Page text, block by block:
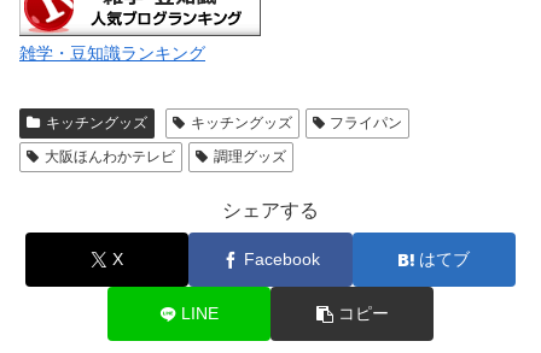
雑学・豆知識ランキング
キッチングッズ キッチングッズ
フライパン
大阪ほんわかテレビ
調理グッズ
シェアする
X Facebook はてブ
LINE コピー